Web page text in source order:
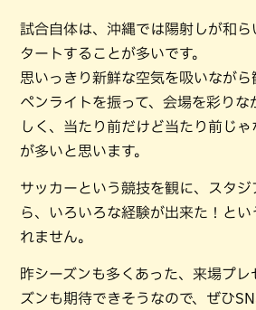
試合自体は、沖縄では陽射しが和ら
タートすることが多いです。
思いっきり新鮮な空気を吸いながら
ペンライトを振って、会場を彩りな
しく、当たり前だけど当たり前じ
が多いと思います。
サッカーという競技を観に、スタジ
ら、いろいろな経験が出来た！と
れません。
昨シーズンも多くあった、来場プ
ズンも期待できそうなので、ぜひ